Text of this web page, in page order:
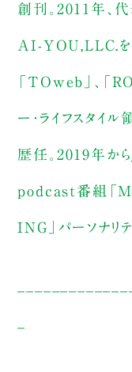
創刊。2011年、代
AI-YOU,LLC.を
「TOweb」、「
ー・ライフスタイ
歴任。2019年か
podcast番組「
ING」パーソナリ